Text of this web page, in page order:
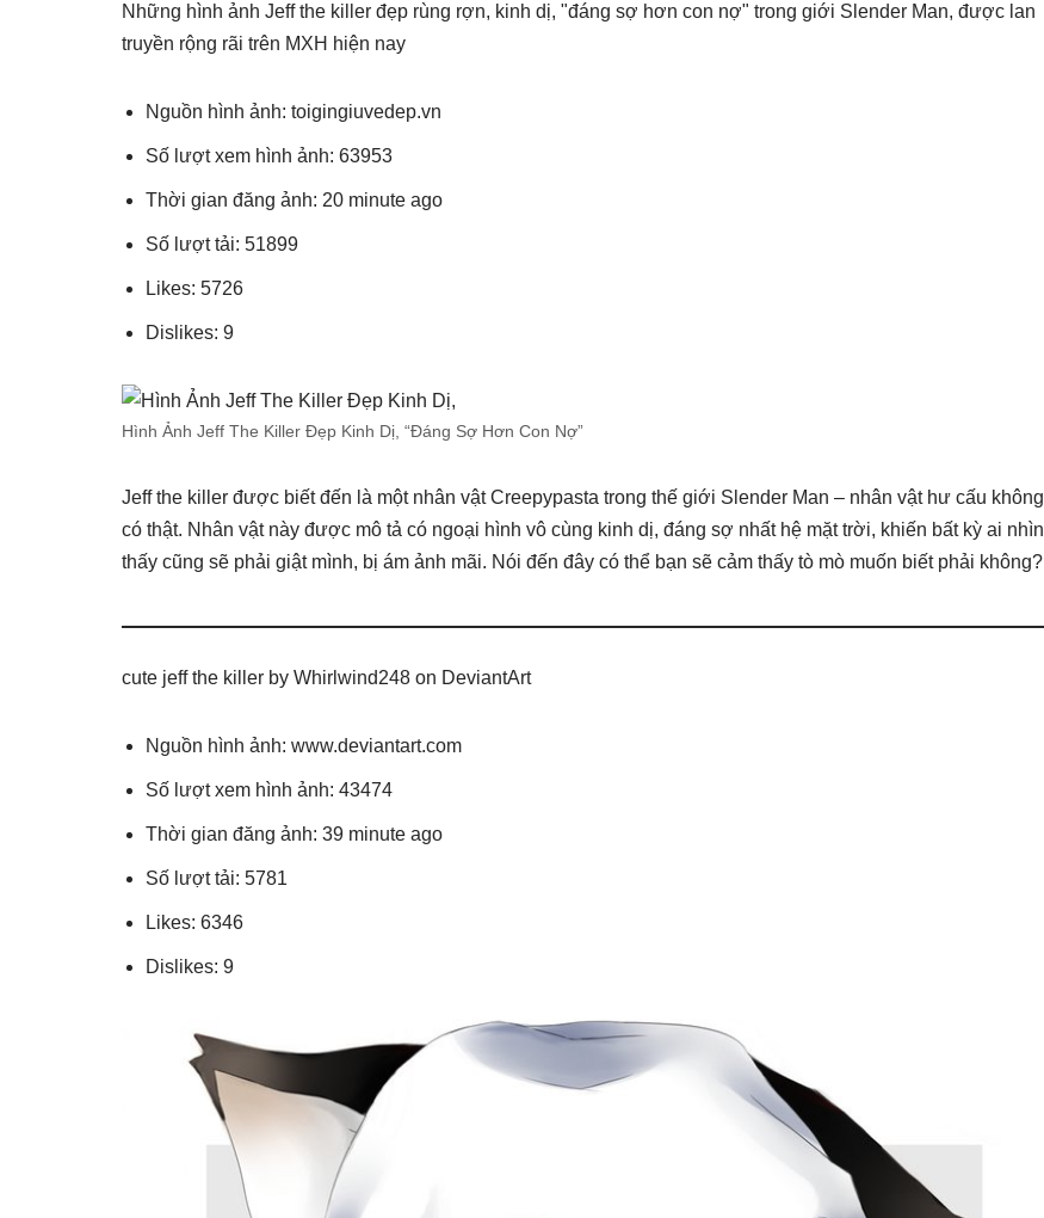
Những hình ảnh Jeff the killer đẹp rùng rợn, kinh dị, "đáng sợ hơn con nợ" trong giới Slender Man, được lan
truyền rộng rãi trên MXH hiện nay
Nguồn hình ảnh: toigingiuvedep.vn
Số lượt xem hình ảnh: 63953
Thời gian đăng ảnh: 20 minute ago
Số lượt tải: 51899
Likes: 5726
Dislikes: 9
Hình Ảnh Jeff The Killer Đẹp Kinh Dị, “Đáng Sợ Hơn Con Nợ”
Jeff the killer được biết đến là một nhân vật Creepypasta trong thế giới Slender Man – nhân vật hư cấu không
có thật. Nhân vật này được mô tả có ngoại hình vô cùng kinh dị, đáng sợ nhất hệ mặt trời, khiến bất kỳ ai nhìn
thấy cũng sẽ phải giật mình, bị ám ảnh mãi. Nói đến đây có thể bạn sẽ cảm thấy tò mò muốn biết phải không?
cute jeff the killer by Whirlwind248 on DeviantArt
Nguồn hình ảnh: www.deviantart.com
Số lượt xem hình ảnh: 43474
Thời gian đăng ảnh: 39 minute ago
Số lượt tải: 5781
Likes: 6346
Dislikes: 9